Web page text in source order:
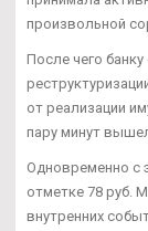
произвольной
После чего
от реализации
пару минут
Одновременно с
отметке 78 руб.
внутренних